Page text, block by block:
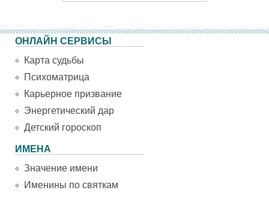
ОНЛАЙН СЕРВИСЫ
Карта судьбы
Психоматрица
Карьерное призвание
Энергетический дар
Детский гороскоп
ИМЕНА
Значение имени
Именины по святкам